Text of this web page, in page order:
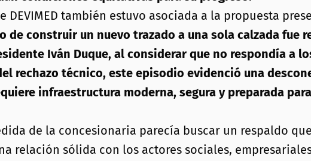
DEVIMED también estuvo asociada a la propuesta
de construir un nuevo trazado a una sola calzada
Iván Duque, al considerar que no respondía a
rechazo técnico, este episodio evidenció una
infraestructura moderna, segura y preparada
de la concesionaria parecía buscar un respaldo
relación sólida con los actores sociales,